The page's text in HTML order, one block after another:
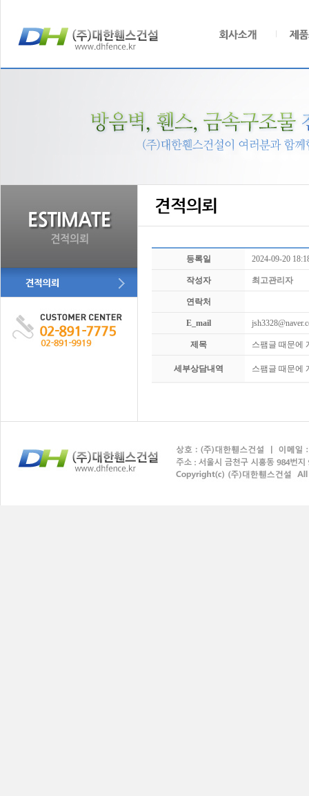
등록일 2024-09-20
작성자 최고관리자
연락처
E_mail
제목 스팸글 때문에
세부상담내역 스팸글 때문에